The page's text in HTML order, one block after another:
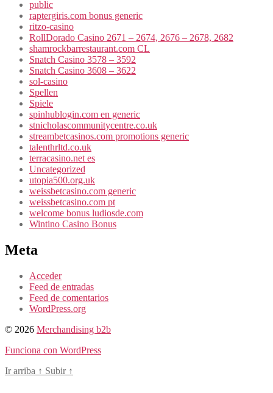
public
raptergiris.com bonus generic
ritzo-casino
RollDorado Casino 2671 – 2674, 2676 – 2678, 2682
shamrockbarrestaurant.com CL
Snatch Casino 3578 – 3592
Snatch Casino 3608 – 3622
sol-casino
Spellen
Spiele
spinhublogin.com en generic
stnicholascommunitycentre.co.uk
streambetcasinos.com promotions generic
talenthrltd.co.uk
terracasino.net es
Uncategorized
utopia500.org.uk
weissbetcasino.com generic
weissbetcasino.com pt
welcome bonus ludiosde.com
Wintino Casino Bonus
Meta
Acceder
Feed de entradas
Feed de comentarios
WordPress.org
© 2026 Merchandising b2b
Funciona con WordPress
Ir arriba ↑ Subir ↑